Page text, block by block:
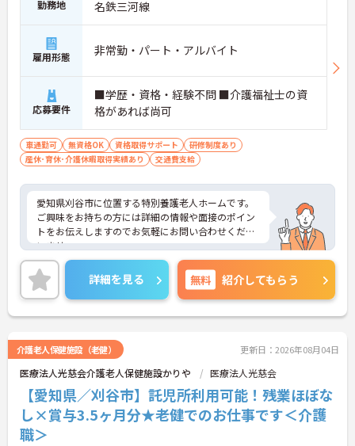
勤務地
名鉄三河線
雇用形態 非常勤・パート・アルバイト
応募要件
■学歴・資格・経験不問 ■介護福祉士の資
格があれば尚可
車通勤可 無資格OK 資格取得サポート
研修制度あり
産休･育休･介護休暇取得実績あり
交通費支給
愛知県刈谷市に位置する特別養護老人ホームです。
ご興味をお持ちの方には詳細の情報や面接のポイン
トをお伝えしますのでお気軽にお問い合わせくださ
いませ。
詳細を見る 無料 紹介してもらう
介護老人保健施設（老健） 更新日：2026年08月04日
医療法人光慈会介護老人保健施設かりや 医療法人光慈会
【愛知県／刈谷市】託児所利用可能！残業ほぼな
し×賞与3.5ヶ月分★老健でのお仕事です＜介護
職＞